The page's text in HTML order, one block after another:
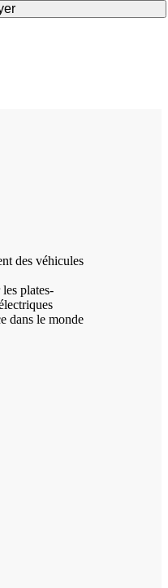
des véhicules
plates-
dans le monde